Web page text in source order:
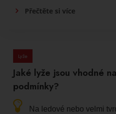
Přečtěte si více
Lyže
Jaké lyže jsou vhodné
podmínky?
Na ledové nebo velmi